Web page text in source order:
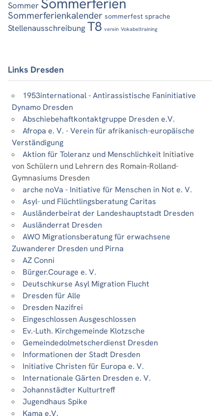
Sommer Sommerferien
Sommerferienkalender sommerfest sprache
Stellenausschreibung T8 verein Vokabeltraining
Links Dresden
1953international - Antirassistische Faninitiative
Dynamo Dresden
Abschiebehaftkontaktgruppe Dresden e.V.
Afropa e. V. - Verein für afrikanisch-europäische
Verständigung
Aktion für Toleranz und Menschlichkeit Initiative
von Schülern und Lehrern des Romain-Rolland-
Gymnasiums Dresden
arche noVa - Initiative für Menschen in Not e. V.
Asyl- und Flüchtlingsberatung Caritas
Ausländerbeirat der Landeshauptstadt Dresden
Ausländerrat Dresden
AWO Migrationsberatung für erwachsene
Zuwanderer Dresden und Pirna
AZ Conni
Bürger.Courage e. V.
Deutschkurse Asyl Migration Flucht
Dresden für Alle
Dresden Nazifrei
Eingeschlossen Ausgeschlossen
Ev.-Luth. Kirchgemeinde Klotzsche
Gemeindedolmetscherdienst Dresden
Informationen der Stadt Dresden
Initiative Christen für Europa e. V.
Internationale Gärten Dresden e. V.
Johannstädter Kulturtreff
Jugendhaus Spike
Kama e.V.